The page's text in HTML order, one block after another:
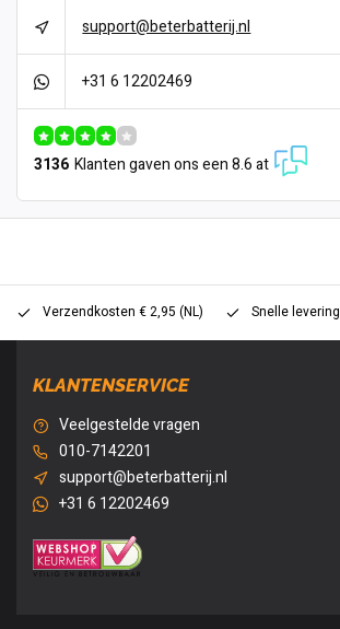
support@beterbatterij.nl
+31 6 12202469
3136 Klanten gaven ons een 8.6 at
Verzendkosten € 2,95 (NL) Snelle levering
KLANTENSERVICE
Veelgestelde vragen
010-7142201
support@beterbatterij.nl
+31 6 12202469